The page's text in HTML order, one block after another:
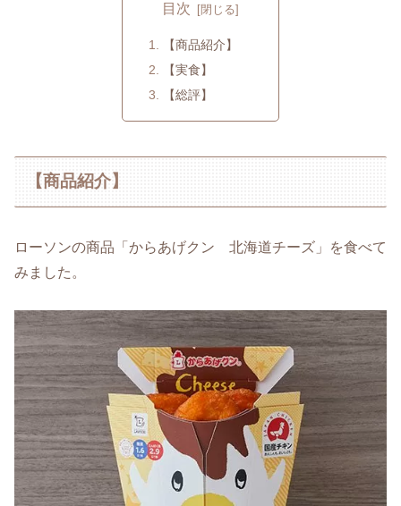
目次
【商品紹介】
【実食】
【総評】
【商品紹介】
ローソンの商品「からあげクン 北海道チーズ」を食べて
みました。